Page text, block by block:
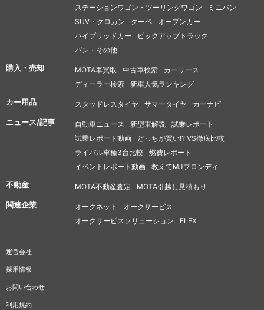
ステーションワゴン・ツーリングワゴン
ミニバン
SUV・クロカン
クーペ
オープンカー
ハイブリッドカー
ピックアップトラック
バン・その他
購入・売却 MOTA車買取 中古車検索
カーリース
ディーラー検索
新車人気ランキング
カー用品 スタッドレスタイヤ サマータイヤ カーナビ
ニュース/記事 自動車ニュース 新型車解説
試乗レポート
試乗レポート動画
どっちが買い!? VS徹底比較
ライバル車種3台比較
燃費レポート
イベントレポート動画
教えてMJブロンディ
不動産 MOTA不動産査定 MOTA引越し見積もり
関連企業 オークネット
オークサービス
オークサービスソリューション
FLEX
運営会社
採用情報
お問い合わせ
利用規約